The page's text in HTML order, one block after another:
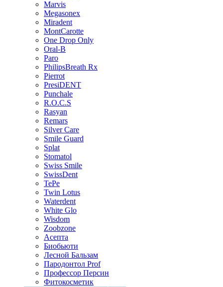
Marvis
Megasonex
Miradent
MontCarotte
One Drop Only
Oral-B
Paro
PhilipsBreath Rx
Pierrot
PresiDENT
Punchale
R.O.C.S
Rasyan
Remars
Silver Care
Smile Guard
Splat
Stomatol
Swiss Smile
SwissDent
TePe
Twin Lotus
Waterdent
White Glo
Wisdom
Zoobzone
Асепта
Биобьюти
Лесной Бальзам
Пародонтол Prof
Профессор Персин
Фитокосметик